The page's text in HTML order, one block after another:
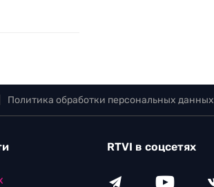
Политика обработки персональных данных
RTVI в соцсетях